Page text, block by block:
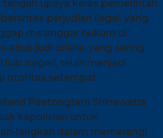
tengah upaya keras pemerintah
perjudian ilegal, yang
melanggar hukum di
situs judi online, yang sering
luar negeri, telah menjadi
otoritas setempat.
Paetongtarn Shinawatra
kepolisian untuk
langkah dalam memerangi